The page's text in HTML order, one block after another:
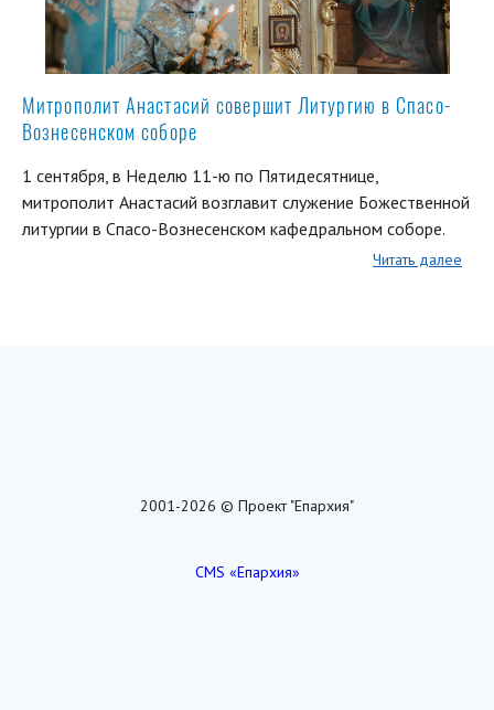
Митрополит Анастасий совершит Литургию в Спасо-
Вознесенском соборе
1 сентября, в Неделю 11-ю по Пятидесятнице,
митрополит Анастасий возглавит служение Божественной
литургии в Спасо-Вознесенском кафедральном соборе.
Читать далее
2001-2026 © Проект "Епархия"
CMS «Епархия»